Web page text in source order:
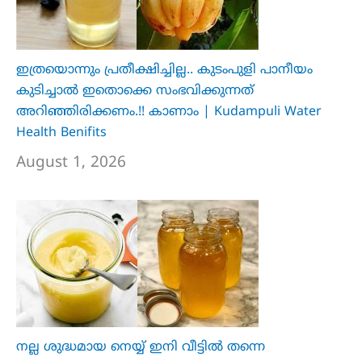
ഇത്രയൊന്നും പ്രതീക്ഷിച്ചില്ല.. ക‍ു‌ടംപുളി പാനീയം
കുടിച്ചാൽ ഇതൊക്കെ സംഭവിക്കുന്നത്
അറിഞ്ഞിരിക്കണം.!! കാണാം | Kudampuli Water
Health Benifits
August 1, 2026
നല്ല ശുദ്ധമായ നെയ്യ് ഇനി വീട്ടിൽ തന്നെ